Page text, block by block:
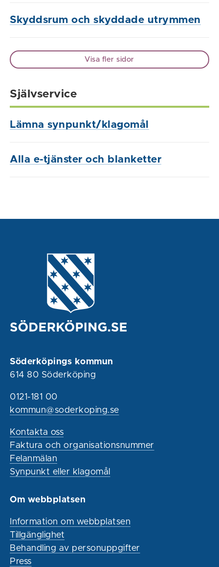
Skyddsrum och skyddade utrymmen
Visa fler sidor
Självservice
Lämna synpunkt/klagomål
Alla e-tjänster och blanketter
Söderköpings kommun
614 80 Söderköping
0121-181 00
kommun@soderkoping.se
Kontakta oss
Faktura och organisationsnummer
Felanmälan
Synpunkt eller klagomål
Om webbplatsen
Information om webbplatsen
Tillgänglighet
Behandling av personuppgifter
Press